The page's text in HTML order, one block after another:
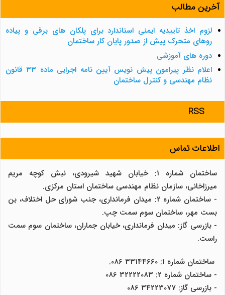
آخرین مطالب
لزوم اخذ تاییدیه ایمنی استاندارد برای پلکان های برقی و پیاده
روهای متحرک پیش از صدور پایان کار ساختمان
دوره های آموزشی
اعلام نظر پیرامون پیش نویس آیین نامه اجرایی ماده ۳۳ قانون
نظام مهندسی و کنترل ساختمان
RSS
اطلاعات تماس
ساختمان شماره 1: خیابان شهید شیرودی، نبش کوچه مریم
میرزاخانی، سازمان نظام مهندسی ساختمان استان مرکزی.
- ساختمان شماره 2: میدان فرمانداری، جنب شورای حل اختلاف، بن
بست مهر، ساختمان سوم سمت چپ.
- بازرسی گاز: میدان فرمانداری، خیابان جماران، ساختمان سوم سمت
راست.
ساختمان شماره 1: 33144660 086.
- ساختمان شماره 2: 32222083 086
- بازرسی گاز: 34223077 086